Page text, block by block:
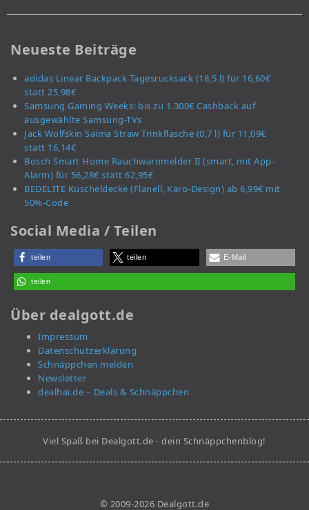
Neueste Beiträge
adidas Linear Backpack Tagesrucksack (18,5 l) für 16,60€
statt 25,98€
Samsung Gaming Weeks: bis zu 1.300€ Cashback auf
ausgewählte Samsung-TVs
Jack Wolfskin Saima Straw Trinkflasche (0,7 l) für 11,09€
statt 16,14€
Bosch Smart Home Rauchwarnmelder II (smart, mit App-
Alarm) für 56,28€ statt 62,95€
BEDELITE Kuscheldecke (Flanell, Karo-Design) ab 6,99€ mit
50%-Code
Social Media / Teilen
teilen teilen E-Mail
teilen
Über dealgott.de
Impressum
Datenschutzerklärung
Schnäppchen melden
Newsletter
dealhai.de – Deals & Schnäppchen
Viel Spaß bei Dealgott.de - dein Schnäppchenblog!
© 2009-2026 Dealgott.de